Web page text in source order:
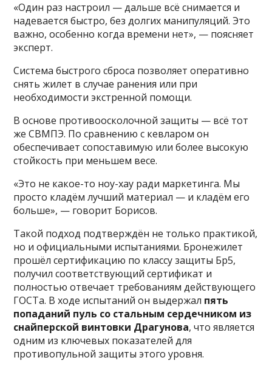
«Один раз настроил — дальше всё снимается и
надевается быстро, без долгих манипуляций. Это
важно, особенно когда времени нет», — поясняет
эксперт.
Система быстрого сброса позволяет оперативно
снять жилет в случае ранения или при
необходимости экстренной помощи.
В основе противоосколочной защиты — всё тот
же СВМПЭ. По сравнению с кевларом он
обеспечивает сопоставимую или более высокую
стойкость при меньшем весе.
«Это не какое-то ноу-хау ради маркетинга. Мы
просто кладём лучший материал — и кладём его
больше», — говорит Борисов.
Такой подход подтверждён не только практикой,
но и официальными испытаниями. Бронежилет
прошёл сертификацию по классу защиты Бр5,
получил соответствующий сертификат и
полностью отвечает требованиям действующего
ГОСТа. В ходе испытаний он выдержал пять
попаданий пуль со стальным сердечником из
снайперской винтовки Драгунова, что является
одним из ключевых показателей для
противопульной защиты этого уровня.